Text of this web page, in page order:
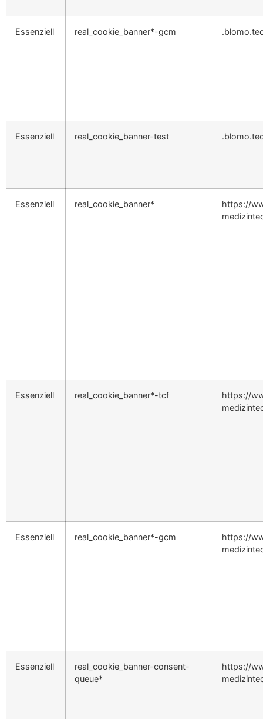
Essenziell real_cookie_banner*-gcm
Essenziell real_cookie_banner-test
Essenziell real_cookie_banner*
https://
Essenziell real_cookie_banner*-tcf
https://
Essenziell real_cookie_banner*-gcm
https://
Essenziell
real_cookie_banner-consent-
queue*
https://